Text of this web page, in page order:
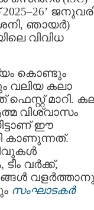
ഞായർ)
വിവിധ
കൊണ്ടും
വലിയ കലാ
മാറി.
വിശ്വാസം
ഈ
കാണുന്നത്.
ടീം വർക്ക്,
സംഘാടകർ